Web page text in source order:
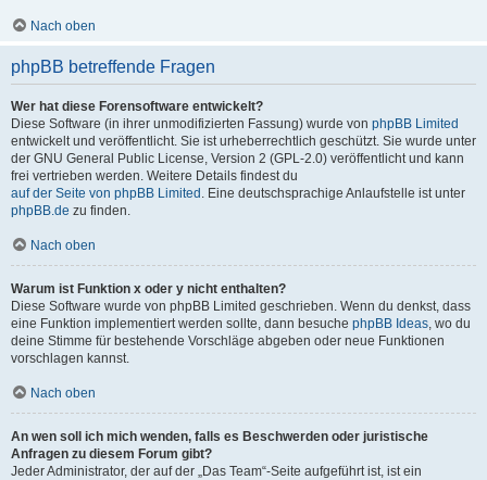
Nach oben
phpBB betreffende Fragen
Wer hat diese Forensoftware entwickelt?
Diese Software (in ihrer unmodifizierten Fassung) wurde von phpBB Limited
entwickelt und veröffentlicht. Sie ist urheberrechtlich geschützt. Sie wurde unter
der GNU General Public License, Version 2 (GPL-2.0) veröffentlicht und kann
frei vertrieben werden. Weitere Details findest du
auf der Seite von phpBB Limited . Eine deutschsprachige Anlaufstelle ist unter
phpBB.de zu finden.
Nach oben
Warum ist Funktion x oder y nicht enthalten?
Diese Software wurde von phpBB Limited geschrieben. Wenn du denkst, dass
eine Funktion implementiert werden sollte, dann besuche phpBB Ideas, wo du
deine Stimme für bestehende Vorschläge abgeben oder neue Funktionen
vorschlagen kannst.
Nach oben
An wen soll ich mich wenden, falls es Beschwerden oder juristische
Anfragen zu diesem Forum gibt?
Jeder Administrator, der auf der „Das Team“-Seite aufgeführt ist, ist ein